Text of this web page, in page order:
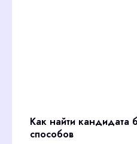
Как найти кандидата
способов